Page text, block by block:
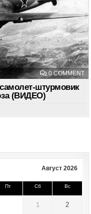
0 COMMENT
В
штурмовик
(ВИДЕО)
Август 2026
Пт Сб Вс
1 2